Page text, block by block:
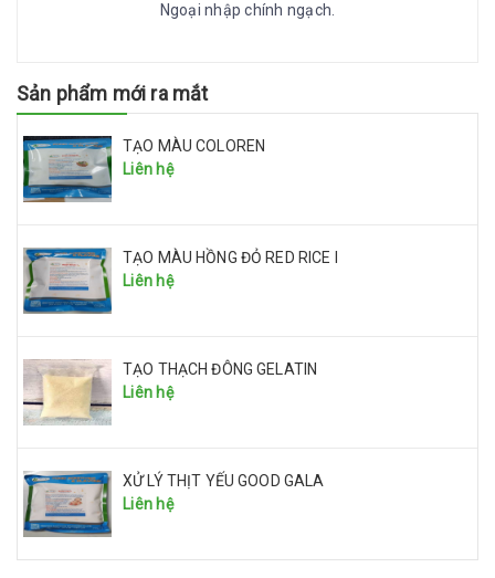
Ngoại nhập chính ngạch.
Sản phẩm mới ra mắt
TẠO MÀU COLOREN
Liên hệ
TẠO MÀU HỒNG ĐỎ RED RICE I
Liên hệ
TẠO THẠCH ĐÔNG GELATIN
Liên hệ
XỬ LÝ THỊT YẾU GOOD GALA
Liên hệ